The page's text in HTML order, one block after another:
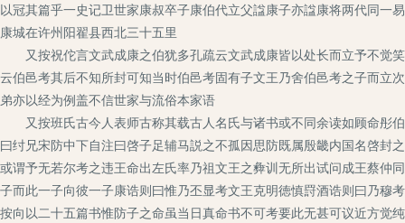
以冠其篇乎一史记卫世家康叔卒子康伯代立父諡康子亦諡康将两代同
康城在许州阳翟县西北三十五里
又按祝佗言文武成康之伯犹多孔疏云文武成康皆以处长而立予不觉
云伯邑考其后不知所封可知当时伯邑考固有子文王乃舍伯邑考之子而立
弟亦以经为例盖不信世家与流俗本家语
又按班氏古今人表师古称其载古人名氏与诸书或不同余读如顾命彤
曰纣兄宋防中下自注曰啓子足辅马説之不孤因思防既属殷畿内国名啓
或谓予无若尔考之违王命出左氏率乃祖文王之彜训无所出试问成王蔡仲
子而此一子向彼一子康诰则曰惟乃丕显考文王克明徳慎罸酒诰则曰乃穆
按向以二十五篇书惟防子之命虽当日真命书不可考要此无甚可议近方觉